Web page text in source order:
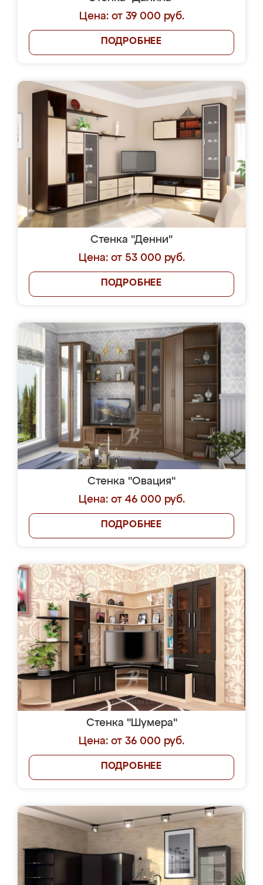
Цена: от 39 000 руб.
ПОДРОБНЕЕ
Стенка "Денни"
Цена: от 53 000 руб.
ПОДРОБНЕЕ
Стенка "Овация"
Цена: от 46 000 руб.
ПОДРОБНЕЕ
Стенка "Шумера"
Цена: от 36 000 руб.
ПОДРОБНЕЕ